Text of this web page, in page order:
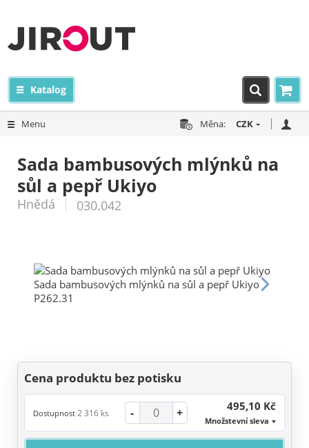
Katalog
Menu Měna: CZK
Sada bambusových mlýnků na
sůl a pepř Ukiyo
Hnědá 030.042
Cena produktu bez potisku
Dostupnost 2 316 ks - + 495,10 Kč
Množstevní sleva